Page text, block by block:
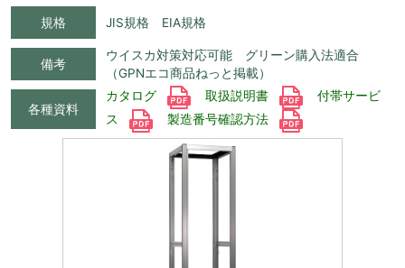
規格 JIS規格 EIA規格
備考
ウイスカ対策対応可能 グリーン購入法適合
（GPNエコ商品ねっと掲載）
各種資料
カタログ 取扱説明書
付帯サービ
ス
製造番号確認方法